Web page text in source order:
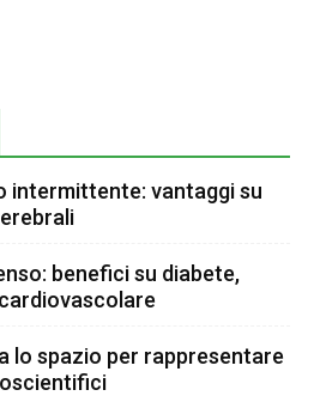
intermittente: vantaggi su
benefici su diabete,
lo spazio per rappresentare